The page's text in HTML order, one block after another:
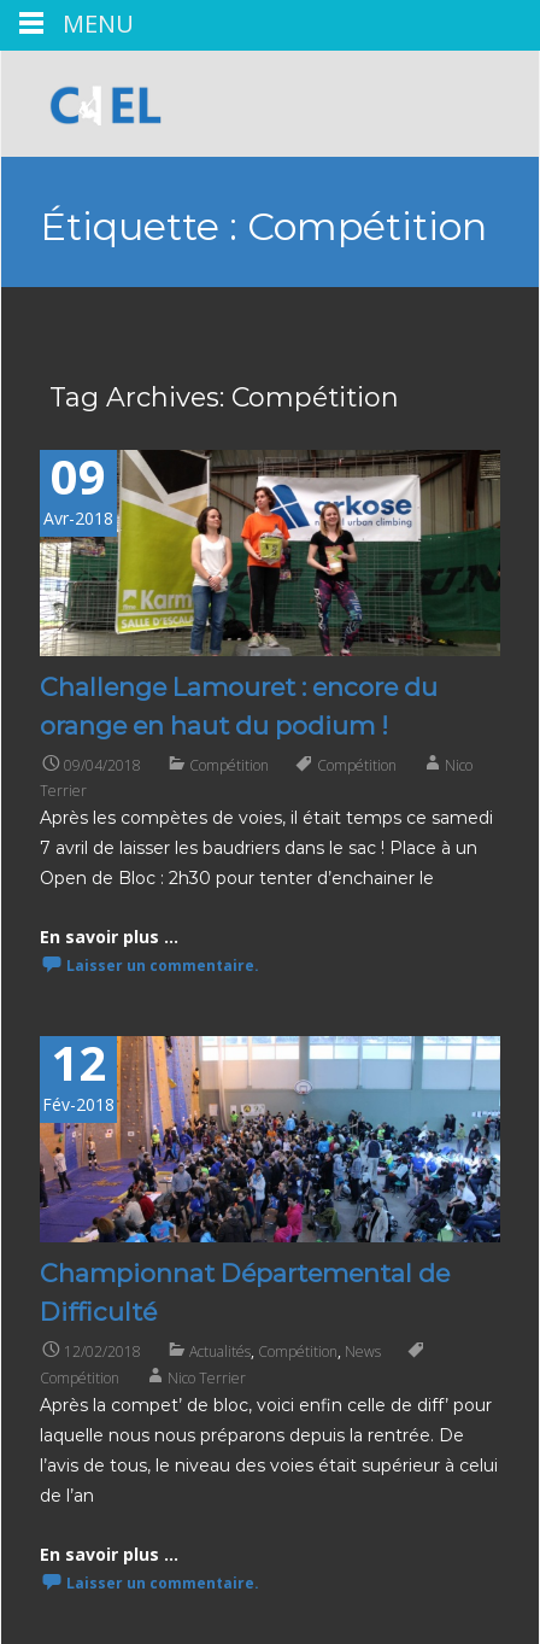
Étiquette : Compétition
Tag Archives: Compétition
09
Avr-2018
Challenge Lamouret : encore du
orange en haut du podium !
09/04/2018 Compétition Compétition
Nico
Terrier
Après les compètes de voies, il était temps ce samedi
7 avril de laisser les baudriers dans le sac ! Place à un
Open de Bloc : 2h30 pour tenter d’enchainer le
En savoir plus ...
Laisser un commentaire.
12
Fév-2018
Championnat Départemental de
Difficulté
12/02/2018 Actualités, Compétition, News
Compétition
Nico Terrier
Après la compet’ de bloc, voici enfin celle de diff’ pour
laquelle nous nous préparons depuis la rentrée. De
l’avis de tous, le niveau des voies était supérieur à celui
de l’an
En savoir plus ...
Laisser un commentaire.
MENU